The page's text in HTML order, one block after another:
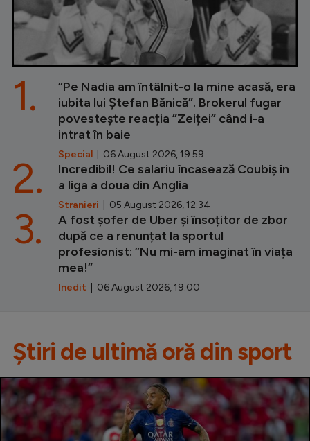
”Pe Nadia am întâlnit-o la mine acasă, era
iubita lui Ștefan Bănică”. Brokerul fugar
povestește reacția ”Zeiței” când i-a
intrat în baie
Special | 06 August 2026, 19:59
1.
Incredibil! Ce salariu încasează Coubiș în
a liga a doua din Anglia
Stranieri | 05 August 2026, 12:34
2.
A fost șofer de Uber și însoțitor de zbor
după ce a renunțat la sportul
profesionist: ”Nu mi-am imaginat în viața
mea!”
Inedit | 06 August 2026, 19:00
3.
Știri de ultimă oră din sport